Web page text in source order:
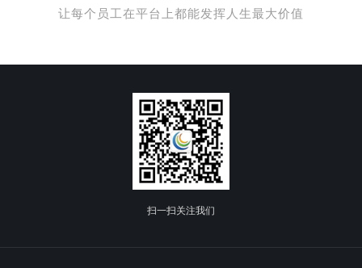
让每个员工在平台上都能发挥人生最大价值
扫一扫关注我们